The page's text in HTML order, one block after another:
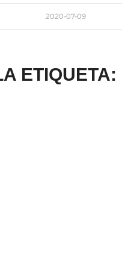
2020-07-09
ETIQUETA: